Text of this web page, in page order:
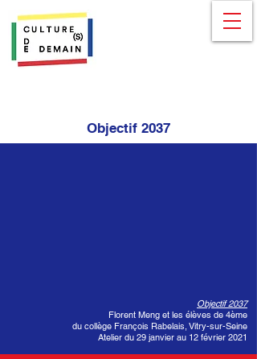
Objectif 2037
Objectif 2037
Florent Meng et les élèves de 4ème
du collège François Rabelais, Vitry-sur-Seine
Atelier du 29 janvier au 12 février 2021